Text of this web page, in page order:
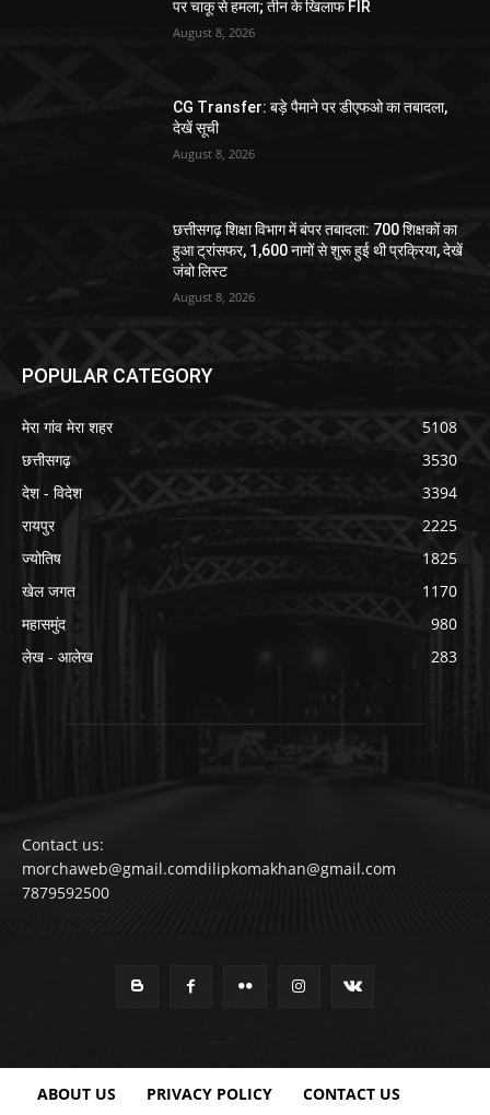
पर चाकू से हमला; तीन के खिलाफ FIR
August 8, 2026
CG Transfer: बड़े पैमाने पर डीएफओ का तबादला,
देखें सूची
August 8, 2026
छत्तीसगढ़ शिक्षा विभाग में बंपर तबादला: 700 शिक्षकों का
हुआ ट्रांसफर, 1,600 नामों से शुरू हुई थी प्रक्रिया, देखें
जंबो लिस्ट
August 8, 2026
POPULAR CATEGORY
मेरा गांव मेरा शहर
5108
छत्तीसगढ़
3530
देश - विदेश
3394
रायपुर
2225
ज्योतिष
1825
खेल जगत
1170
महासमुंद
980
लेख - आलेख
283
Contact us:
morchaweb@gmail.comdilipkomakhan@gmail.com
7879592500
ABOUT US PRIVACY POLICY CONTACT US